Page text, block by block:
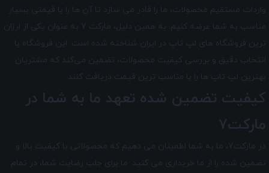
واردات مستقیم محصولات، ما را قادر می سازد تا آن ها را با قیمتی بسیار
مناسب به شما عرضه کنیم. به همین دلیل، مارکت 7 به عنوان یکی از ارزان
ترین فروشگاه های لپ تاپ در ایران شناخته شده است. این فروشگاه با
انتخاب دقیق و بررسی کیفیت محصولات، تضمین می‌کند که مشتریان
بهترین لپ تاپ ها را با مناسب ترین قیمت دریافت کنند.
کیفیت تضمین شده تعهد ما به شما در
مارکت7
در مارکت7 ، ما به شما اطمینان می دهیم که محصولاتی با کیفیت بالا و
تضمین شده را از ما خریداری می کنید. ما برای جلب رضایت شما، در تمام